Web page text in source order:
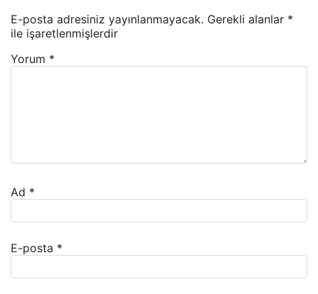
E-posta adresiniz yayınlanmayacak. Gerekli alanlar *
ile işaretlenmişlerdir
Yorum *
Ad *
E-posta *